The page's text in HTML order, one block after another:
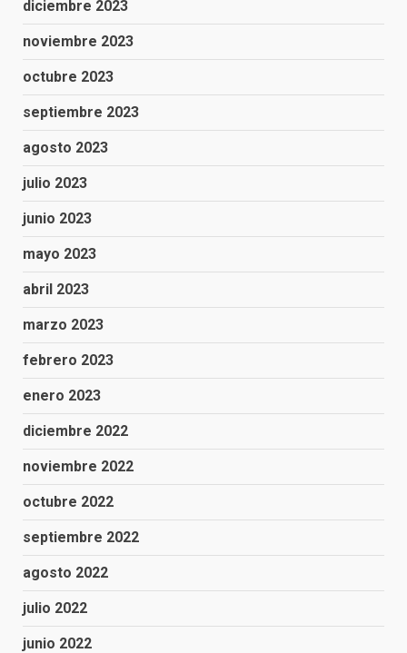
diciembre 2023
noviembre 2023
octubre 2023
septiembre 2023
agosto 2023
julio 2023
junio 2023
mayo 2023
abril 2023
marzo 2023
febrero 2023
enero 2023
diciembre 2022
noviembre 2022
octubre 2022
septiembre 2022
agosto 2022
julio 2022
junio 2022